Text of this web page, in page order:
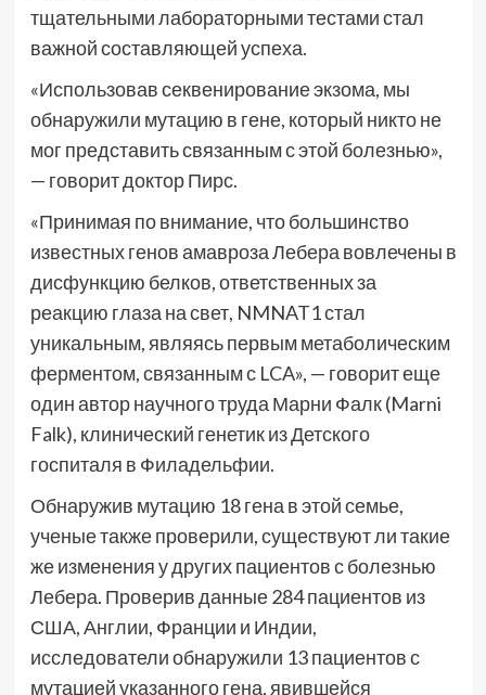
тщательными лабораторными тестами стал
важной составляющей успеха.
«Использовав секвенирование экзома, мы
обнаружили мутацию в гене, который никто не
мог представить связанным с этой болезнью»,
— говорит доктор Пирс.
«Принимая по внимание, что большинство
известных генов амавроза Лебера вовлечены в
дисфункцию белков, ответственных за
реакцию глаза на свет, NMNAT1 стал
уникальным, являясь первым метаболическим
ферментом, связанным с LCA», — говорит еще
один автор научного труда Марни Фалк (Marni
Falk), клинический генетик из Детского
госпиталя в Филадельфии.
Обнаружив мутацию 18 гена в этой семье,
ученые также проверили, существуют ли такие
же изменения у других пациентов с болезнью
Лебера. Проверив данные 284 пациентов из
США, Англии, Франции и Индии,
исследователи обнаружили 13 пациентов с
мутацией указанного гена, явившейся